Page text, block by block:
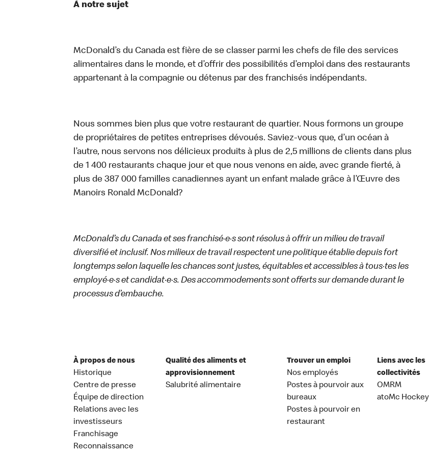
À notre sujet
McDonald’s du Canada est fière de se classer parmi les chefs de file des services
alimentaires dans le monde, et d’offrir des possibilités d’emploi dans des restaurants
appartenant à la compagnie ou détenus par des franchisés indépendants.
Nous sommes bien plus que votre restaurant de quartier. Nous formons un groupe
de propriétaires de petites entreprises dévoués. Saviez-vous que, d’un océan à
l’autre, nous servons nos délicieux produits à plus de 2,5 millions de clients dans plus
de 1 400 restaurants chaque jour et que nous venons en aide, avec grande fierté, à
plus de 387 000 familles canadiennes ayant un enfant malade grâce à l’Œuvre des
Manoirs Ronald McDonald?
McDonald’s du Canada et ses franchisé·e·s sont résolus à offrir un milieu de travail
diversifié et inclusif. Nos milieux de travail respectent une politique établie depuis fort
longtemps selon laquelle les chances sont justes, équitables et accessibles à tous·tes les
employé·e·s et candidat·e·s. Des accommodements sont offerts sur demande durant le
processus d’embauche.
À propos de nous
Historique
Centre de presse
Équipe de direction
Relations avec les
investisseurs
Franchisage
Reconnaissance
Qualité des aliments et
approvisionnement
Salubrité alimentaire
Trouver un emploi
Nos employés
Postes à pourvoir aux
bureaux
Postes à pourvoir en
restaurant
Liens avec les
collectivités
OMRM
atoMc Hockey